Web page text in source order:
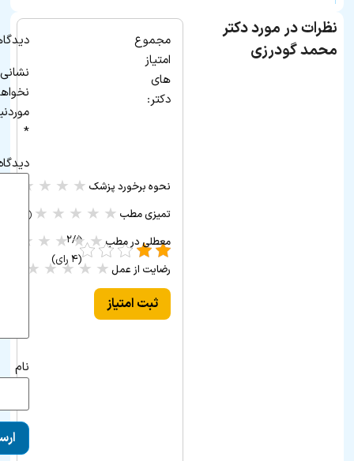
نظرات در مورد دکتر
محمد گودرزی
مجموع
امتیاز
های
دکتر:
۲/۵ -
(۴ رای)
نحوه برخورد پزشک ★
★
★
★
تمیزی مطب ★
★
★
★
★ (۰ رأی)
معطلی در مطب★
★
★
★
★
رضایت از عمل ★
★
★
★
★
ثبت امتیاز
*
نام